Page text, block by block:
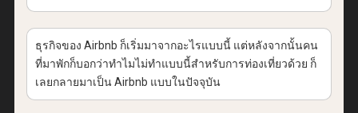
ธุรกิจของ Airbnb ก็เริ่มมาจากอะไรแบบนี้ แต่หลังจากนั้นคน
ที่มาพักก็บอกว่าทำไมไม่ทำแบบนี้สำหรับการท่องเที่ยวด้วย ก็
เลยกลายมาเป็น Airbnb แบบในปัจจุบัน